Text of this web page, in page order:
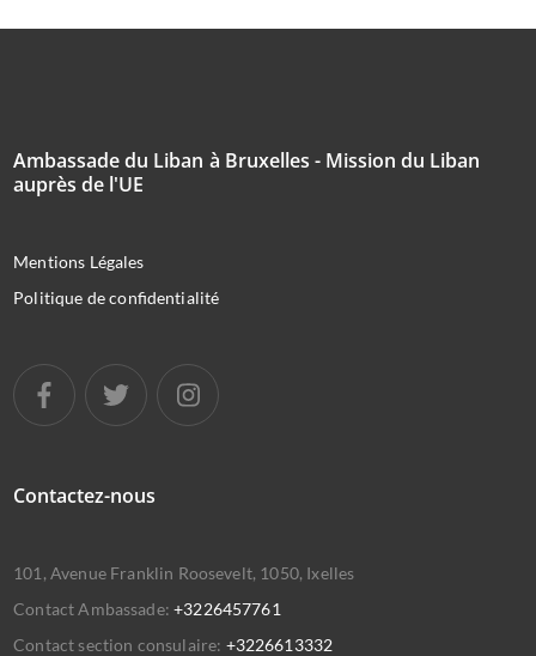
Ambassade du Liban à Bruxelles - Mission du Liban
auprès de l'UE
Mentions Légales
Politique de confidentialité
Contactez-nous
101, Avenue Franklin Roosevelt, 1050, Ixelles
Contact Ambassade:+3226457761
Contact section consulaire: +3226613332